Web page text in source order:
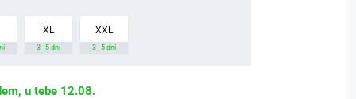
XL
3 - 5 dní
XXL
3 - 5 dní
u tebe 12.08.